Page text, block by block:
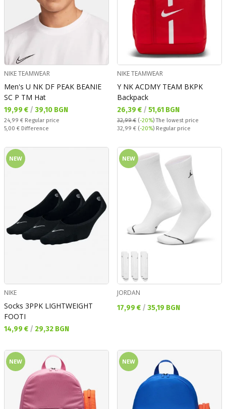
NIKE TEAMWEAR
Men's U NK DF PEAK BEANIE
SC P TM Hat
Текуща цена:
19,99 € / 39,10 BGN
Regular price:
24,99 € Regular price
Спестявате:
5,00 € Difference
NIKE TEAMWEAR
Y NK ACDMY TEAM BKPK
Backpack
Текуща цена:
26,39 € / 51,61 BGN
32,99 € (-20%)The lowest price
Regular price:
32,99 € (-20%) Regular price
NEW
NIKE
Socks 3PPK LIGHTWEIGHT
FOOTI
Текуща цена:
14,99 € / 29,32 BGN
NEW
JORDAN
Текуща цена:
17,99 € / 35,19 BGN
NEW NEW